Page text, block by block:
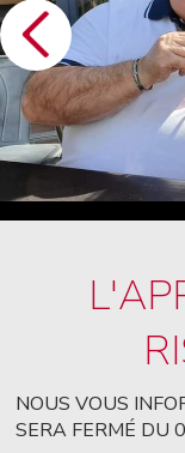
NOUS VOUS
SERA FERMÉ